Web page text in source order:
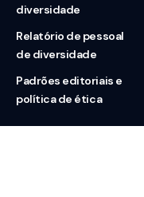
diversidade
Relatório de pessoal
de diversidade
Padrões editoriais e
política de ética